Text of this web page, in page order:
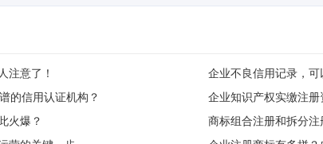
注意了！
企业不良信用记录，可
的信用认证机构？
企业知识产权实缴注册
火爆？
商标组合注册和拆分注